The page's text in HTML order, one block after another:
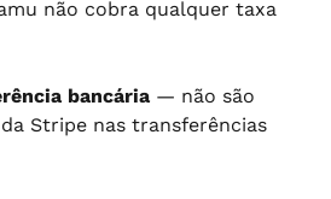
não cobra qualquer taxa
bancária — não são
Stripe nas transferências